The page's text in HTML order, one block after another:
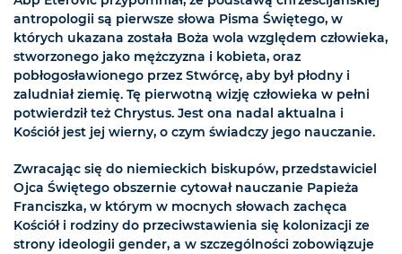
antropologii są pierwsze słowa Pisma Świętego, w
których ukazana została Boża wola względem człowieka,
stworzonego jako mężczyzna i kobieta, oraz
pobłogosławionego przez Stwórcę, aby był płodny i
zaludniał ziemię. Tę pierwotną wizję człowieka w pełni
potwierdził też Chrystus. Jest ona nadal aktualna i
Kościół jest jej wierny, o czym świadczy jego nauczanie.
Zwracając się do niemieckich biskupów, przedstawiciel
Ojca Świętego obszernie cytował nauczanie Papieża
Franciszka, w którym w mocnych słowach zachęca
Kościół i rodziny do przeciwstawienia się kolonizacji ze
strony ideologii gender, a w szczególności zobowiązuje